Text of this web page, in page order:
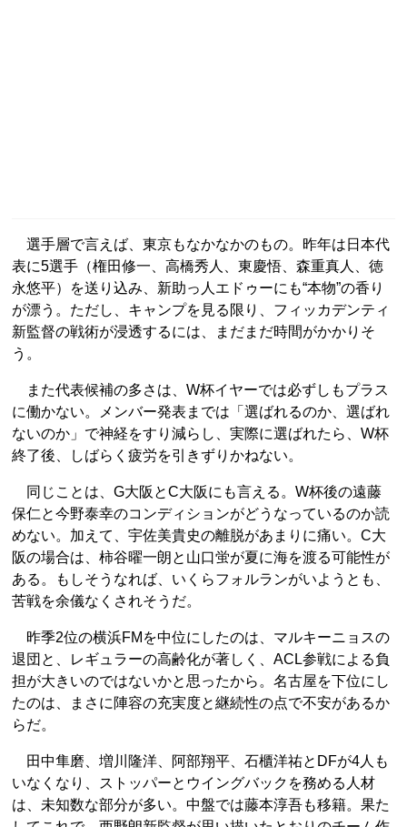
選手層で言えば、東京もなかなかのもの。昨年は日本代
表に5選手（権田修一、高橋秀人、東慶悟、森重真人、徳
永悠平）を送り込み、新助っ人エドゥーにも“本物”の香り
が漂う。ただし、キャンプを見る限り、フィッカデンティ
新監督の戦術が浸透するには、まだまだ時間がかかりそ
う。
また代表候補の多さは、W杯イヤーでは必ずしもプラス
に働かない。メンバー発表までは「選ばれるのか、選ばれ
ないのか」で神経をすり減らし、実際に選ばれたら、W杯
終了後、しばらく疲労を引きずりかねない。
同じことは、G大阪とC大阪にも言える。W杯後の遠藤
保仁と今野泰幸のコンディションがどうなっているのか読
めない。加えて、宇佐美貴史の離脱があまりに痛い。C大
阪の場合は、柿谷曜一朗と山口蛍が夏に海を渡る可能性が
ある。もしそうなれば、いくらフォルランがいようとも、
苦戦を余儀なくされそうだ。
昨季2位の横浜FMを中位にしたのは、マルキーニョスの
退団と、レギュラーの高齢化が著しく、ACL参戦による負
担が大きいのではないかと思ったから。名古屋を下位にし
たのは、まさに陣容の充実度と継続性の点で不安があるか
らだ。
田中隼磨、増川隆洋、阿部翔平、石櫃洋祐とDFが4人も
いなくなり、ストッパーとウイングバックを務める人材
は、未知数な部分が多い。中盤では藤本淳吾も移籍。果た